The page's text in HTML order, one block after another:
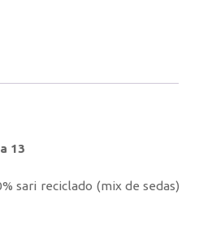
13
sari reciclado (mix de sedas)